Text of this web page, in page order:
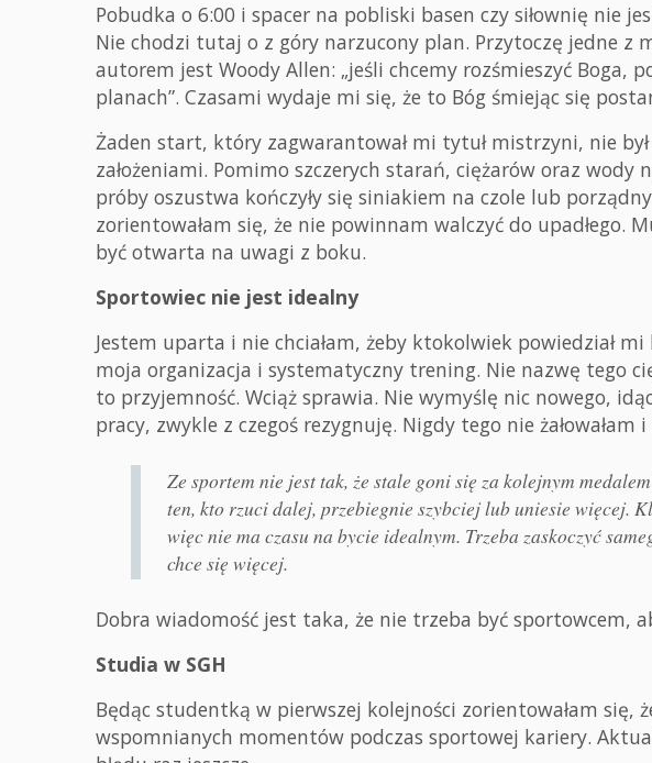
Pobudka o 6:00 i spacer na pobliski basen czy siłownię nie
Nie chodzi tutaj o z góry narzucony plan. Przytoczę jedne z
autorem jest Woody Allen: „jeśli chcemy rozśmieszyć Boga,
planach”. Czasami wydaje mi się, że to Bóg śmiejąc się
Żaden start, który zagwarantował mi tytuł mistrzyni, nie
założeniami. Pomimo szczerych starań, ciężarów oraz wody
próby oszustwa kończyły się siniakiem na czole lub
zorientowałam się, że nie powinnam walczyć do upadłego.
być otwarta na uwagi z boku.
Sportowiec nie jest idealny
Jestem uparta i nie chciałam, żeby ktokolwiek powiedział
moja organizacja i systematyczny trening. Nie nazwę tego
to przyjemność. Wciąż sprawia. Nie wymyślę nic nowego,
pracy, zwykle z czegoś rezygnuję. Nigdy tego nie
Ze sportem nie jest tak, że stale goni się za kolejnym
ten, kto rzuci dalej, przebiegnie szybciej lub uniesie więcej.
więc nie ma czasu na bycie idealnym. Trzeba zaskoczyć
chce się więcej.
Dobra wiadomość jest taka, że nie trzeba być sportowcem,
Studia w SGH
Będąc studentką w pierwszej kolejności zorientowałam się,
wspomnianych momentów podczas sportowej kariery.